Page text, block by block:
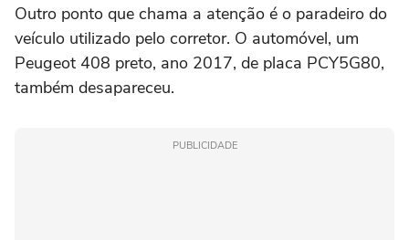
Outro ponto que chama a atenção é o paradeiro do
veículo utilizado pelo corretor. O automóvel, um
Peugeot 408 preto, ano 2017, de placa PCY5G80,
também desapareceu.
PUBLICIDADE